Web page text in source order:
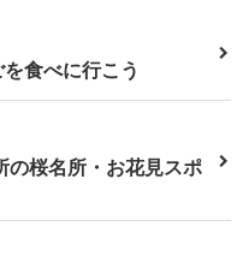
食べに行こう
の桜名所・お花見スポ